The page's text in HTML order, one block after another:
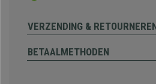
VERZENDING &
BETAALMETHODEN